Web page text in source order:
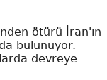
ötürü İran'ın
bulunuyor.
devreye